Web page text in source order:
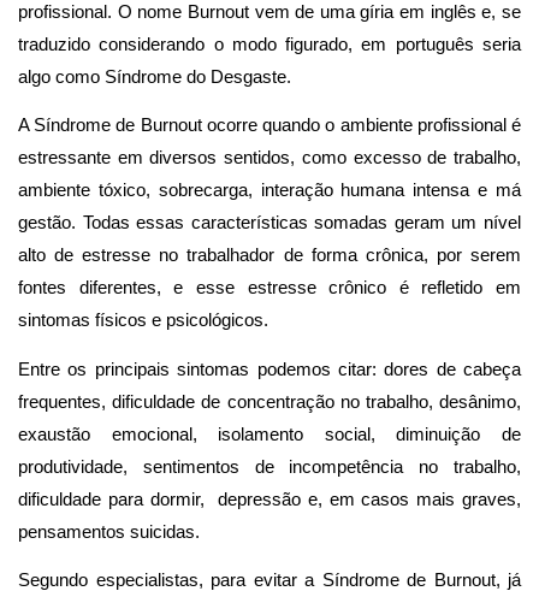
profissional. O nome Burnout vem de uma gíria em inglês e, se
traduzido considerando o modo figurado, em português seria
algo como Síndrome do Desgaste.
A Síndrome de Burnout ocorre quando o ambiente profissional é
estressante em diversos sentidos, como excesso de trabalho,
ambiente tóxico, sobrecarga, interação humana intensa e má
gestão. Todas essas características somadas geram um nível
alto de estresse no trabalhador de forma crônica, por serem
fontes diferentes, e esse estresse crônico é refletido em
sintomas físicos e psicológicos.
Entre os principais sintomas podemos citar: dores de cabeça
frequentes, dificuldade de concentração no trabalho, desânimo,
exaustão emocional, isolamento social, diminuição de
produtividade, sentimentos de incompetência no trabalho,
dificuldade para dormir, depressão e, em casos mais graves,
pensamentos suicidas.
Segundo especialistas, para evitar a Síndrome de Burnout, já